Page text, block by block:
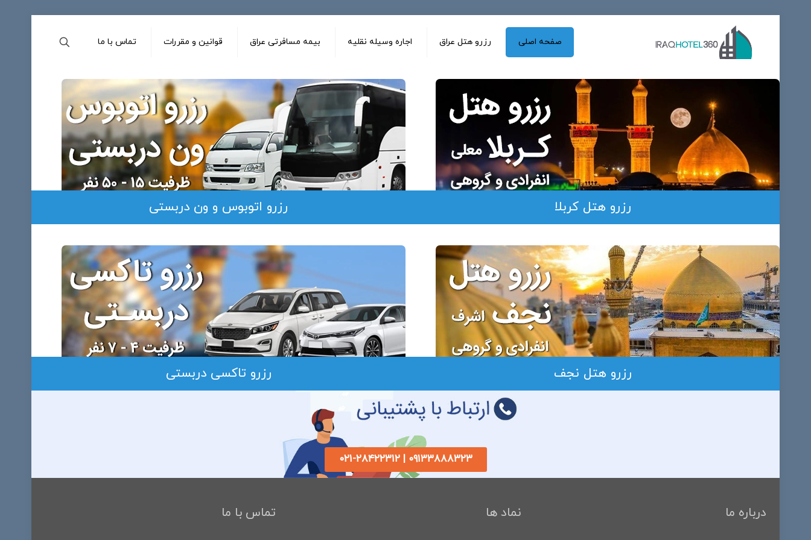
صفحه اصلی رزرو هتل عراق اجاره وسیله نقلیه بیمه مسافرتی عراق قوانین و مقررات تماس با ما
رزرو هتل کربلا
رزرو هتل نجف
رزرو اتوبوس و ون دربستی
رزرو تاکسی دربستی
۰۹۱۳۳۸۸۸۳۲۳ | ۰۲۱-۲۸۴۲۲۳۱۲
درباره ما نماد ها تماس با ما